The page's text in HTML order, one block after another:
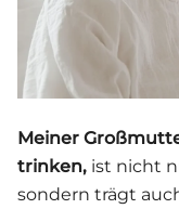
Meiner
trinken, ist nicht
sondern trägt